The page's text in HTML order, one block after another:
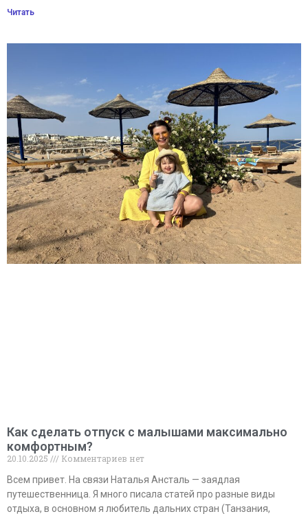
Читать
Как сделать отпуск с малышами максимально
комфортным?
20.10.2025
Комментариев нет
Всем привет. На связи Наталья Ансталь — заядлая
путешественница. Я много писала статей про разные виды
отдыха, в основном я любитель дальних стран (Танзания,